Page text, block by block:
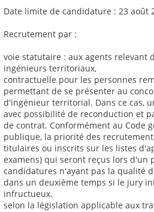
Date limite de candidature : 23 août
Recrutement par :
voie statutaire : aux agents relevant
ingénieurs territoriaux,
contractuelle pour les personnes
permettant de se présenter au
d'ingénieur territorial. Dans ce cas,
avec possibilité de reconduction et
de contrat. Conformément au Code
publique, la priorité des
titulaires ou inscrits sur les listes
examens) qui seront reçus lors d'un
candidatures n'ayant pas la qualité
dans un deuxième temps si le jury
infructueux.
selon la législation applicable aux